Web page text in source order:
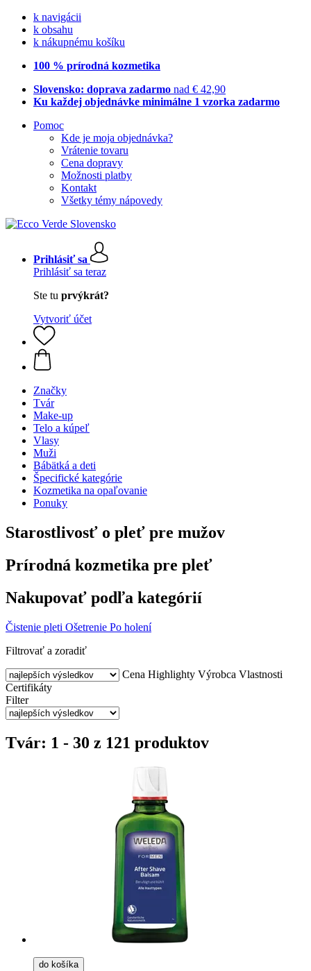
k navigácii
k obsahu
k nákupnému košíku
100 % prírodná kozmetika
Slovensko: doprava zadarmo nad € 42,90
Ku každej objednávke minimálne 1 vzorka zadarmo
Pomoc
Kde je moja objednávka?
Vrátenie tovaru
Cena dopravy
Možnosti platby
Kontakt
Všetky témy nápovedy
Prihlásiť sa
Prihlásiť sa teraz
Ste tu prvýkrát?
Vytvoriť účet
Značky
Tvár
Make-up
Telo a kúpeľ
Vlasy
Muži
Bábätká a deti
Špecifické kategórie
Kozmetika na opaľovanie
Ponuky
Starostlivosť o pleť pre mužov
Prírodná kozmetika pre pleť
Nakupovať podľa kategórií
Čistenie pleti Ošetrenie Po holení
Filtrovať a zoradiť
Cena Highlighty Výrobca Vlastnosti
Certifikáty
Filter
Tvár: 1 - 30 z 121 produktov
do košíka